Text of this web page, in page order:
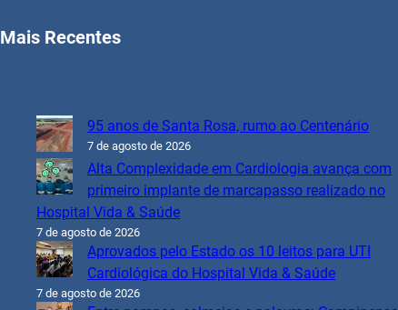
Mais Recentes
95 anos de Santa Rosa, rumo ao Centenário
7 de agosto de 2026
Alta Complexidade em Cardiologia avança com
primeiro implante de marcapasso realizado no
Hospital Vida & Saúde
7 de agosto de 2026
Aprovados pelo Estado os 10 leitos para UTI
Cardiológica do Hospital Vida & Saúde
7 de agosto de 2026